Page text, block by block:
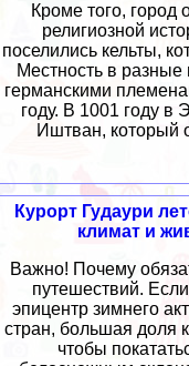
Кроме того, город
религиозной
поселились кельты,
Местность в
германскими
году. В 1001 году в
Иштван, который
Курорт Гудаури
климат и
Важно! Почему
путешествий.
эпицентр зимнего
стран, большая доля
чтобы